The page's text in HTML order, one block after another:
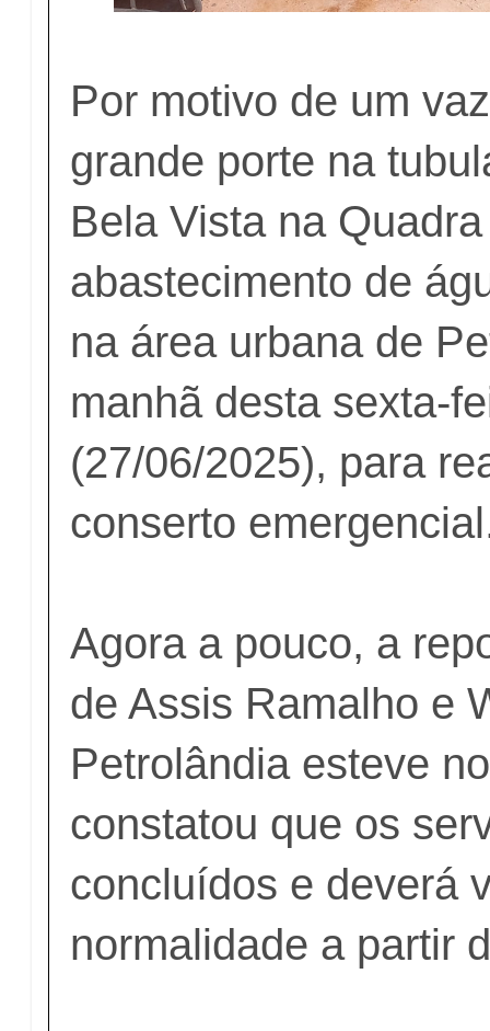
Por motivo de um
grande porte na
Bela Vista na
abastecimento de
na área urbana de
manhã desta sexta-
(27/06/2025), para
conserto
Agora a pouco, a
de Assis Ramalho e
Petrolândia esteve
constatou que os
concluídos e deverá
normalidade a partir